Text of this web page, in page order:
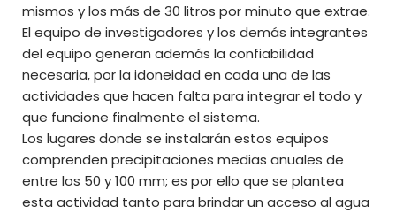
mismos y los más de 30 litros por minuto que extrae.
El equipo de investigadores y los demás integrantes
del equipo generan además la confiabilidad
necesaria, por la idoneidad en cada una de las
actividades que hacen falta para integrar el todo y
que funcione finalmente el sistema.
Los lugares donde se instalarán estos equipos
comprenden precipitaciones medias anuales de
entre los 50 y 100 mm; es por ello que se plantea
esta actividad tanto para brindar un acceso al agua